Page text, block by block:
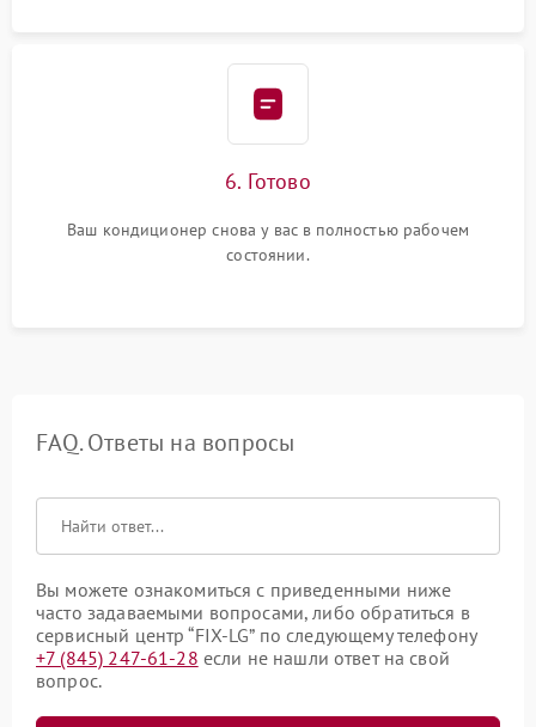
6. Готово
Ваш кондиционер снова у вас в полностью рабочем
состоянии.
FAQ. Ответы на вопросы
Вы можете ознакомиться с приведенными ниже
часто задаваемыми вопросами, либо обратиться в
сервисный центр “FIX-LG” по следующему телефону
+7 (845) 247-61-28 если не нашли ответ на свой
вопрос.